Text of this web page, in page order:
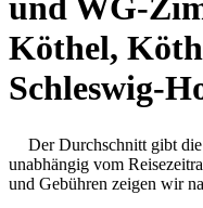
Köthel,
Schleswig-
Der Durchschnitt gibt
unabhängig vom
und Gebühren zeigen wir